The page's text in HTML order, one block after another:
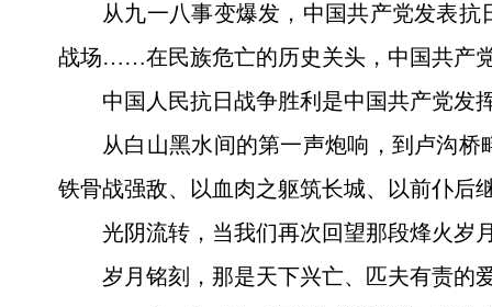
从九一八事变爆发，中国共产党发表
战场……在民族危亡的历史关头，中国共产
中国人民抗日战争胜利是中国共产党发
从白山黑水间的第一声炮响，到卢沟
铁骨战强敌、以血肉之躯筑长城、以前仆后
光阴流转，当我们再次回望那段烽火岁
岁月铭刻，那是天下兴亡、匹夫有责